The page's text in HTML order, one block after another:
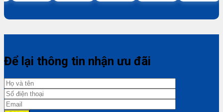
Để lại thông tin nhận ưu đãi